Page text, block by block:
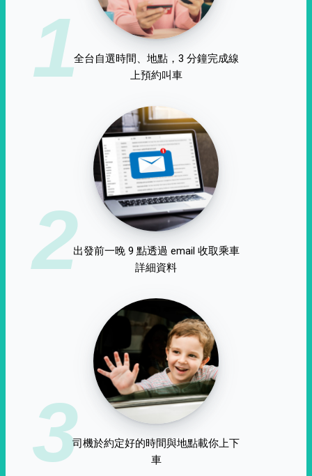
1全台自選時間、地點，3 分鐘完成線
上預約叫車
2出發前一晚 9 點透過 email 收取乘車
詳細資料
3司機於約定好的時間與地點載你上下
車